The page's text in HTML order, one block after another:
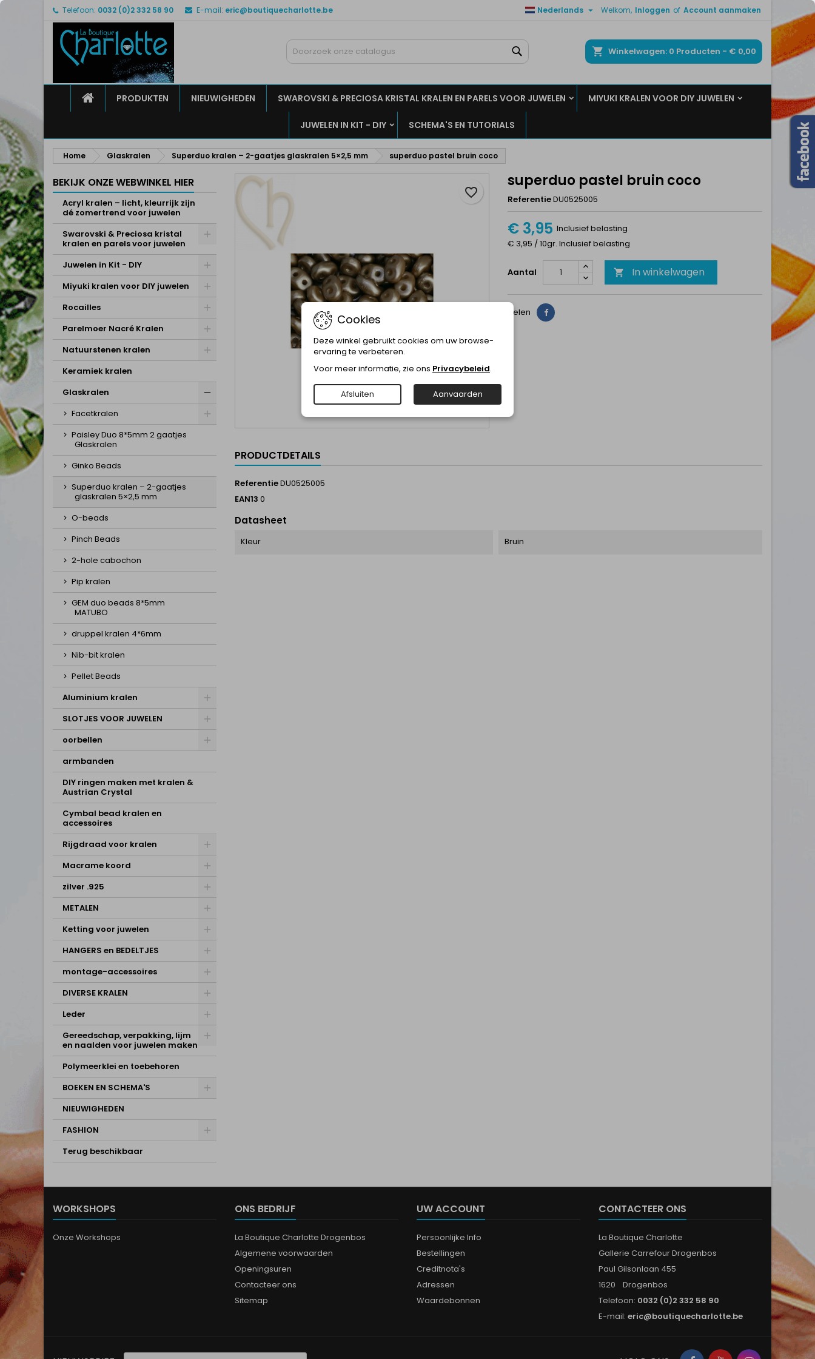
Telefoon: 0032 (0)2 332 58 90 E-mail: eric@boutiquecharlotte.be Welkom, Inloggen of Account aanmaken
Nederlands 
Winkelwagen 0 Producten - € 0,00
HOMEPRODUKTEN NIEUWIGHEDEN SWAROVSKI & PRECIOSA KRISTAL KRALEN EN PARELS VOOR JUWELEN MIYUKI KRALEN VOOR DIY JUWELEN
JUWELEN IN KIT - DIY SCHEMA'S EN TUTORIALS
Home Glaskralen Superduo kralen – 2-gaatjes glaskralen 5×2,5 mm superduo pastel bruin coco
BEKIJK ONZE WEBWINKEL HIER
Acryl kralen – licht, kleurrijk zijn
dé zomertrend voor juwelen
Swarovski & Preciosa kristal
kralen en parels voor juwelen
Juwelen in Kit - DIY
Miyuki kralen voor DIY juwelen
Rocailles
Parelmoer Nacré Kralen
Natuurstenen kralen
Keramiek kralen
Glaskralen
Facetkralen
Paisley Duo 8*5mm 2 gaatjes
Glaskralen
Ginko Beads
Superduo kralen – 2-gaatjes
glaskralen 5×2,5 mm
O-beads
Pinch Beads
2-hole cabochon
Pip kralen
GEM duo beads 8*5mm
MATUBO
druppel kralen 4*6mm
Nib-bit kralen
Pellet Beads
Aluminium kralen
SLOTJES VOOR JUWELEN
oorbellen
armbanden
DIY ringen maken met kralen &
Austrian Crystal
Cymbal bead kralen en
accessoires
Rijgdraad voor kralen
Macrame koord
zilver .925
METALEN
Ketting voor juwelen
HANGERS en BEDELTJES
montage-accessoires
DIVERSE KRALEN
Leder
Gereedschap, verpakking, lijm
en naalden voor juwelen maken
Polymeerklei en toebehoren
BOEKEN EN SCHEMA'S
NIEUWIGHEDEN
FASHION
Terug beschikbaar
superduo pastel bruin coco
ReferentieDU0525005
€ 3,95 Inclusief belasting
€ 3,95 / 10gr. Inclusief belasting
Aantal  In winkelwagen
favorite_border
Delen Delen
PRODUCTDETAILS
ReferentieDU0525005
EAN13 0
Datasheet
Kleur Bruin
WORKSHOPS
Onze Workshops
ONS BEDRIJF
La Boutique Charlotte Drogenbos
Algemene voorwaarden
Openingsuren
Contacteer ons
Sitemap
UW ACCOUNT
Persoonlijke Info
Bestellingen
Creditnota's
Adressen
Waardebonnen
CONTACTEER ONS
La Boutique Charlotte
Gallerie Carrefour Drogenbos
Paul Gilsonlaan 455
1620 Drogenbos
Telefoon: 0032 (0)2 332 58 90
E-mail: eric@boutiquecharlotte.be
Mijn verlanglijsten
Maak een lijst
Maak een verlanglijst
Inloggen
U moet ingelogd zijn om producten in uw verlanglijst op te slaan.
Annuleren Inloggen
Cookies
Deze winkel gebruikt cookies om uw browse-
ervaring te verbeteren.
Voor meer informatie, zie ons Privacybeleid.
Afsluiten Aanvaarden